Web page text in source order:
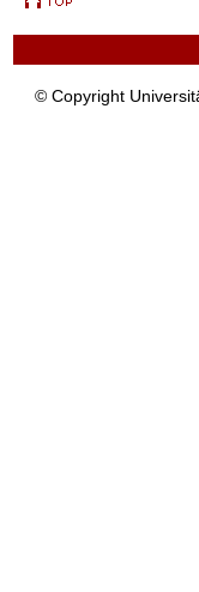
© Copyright